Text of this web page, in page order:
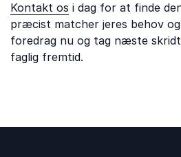
Kontakt os i dag for at finde
præcist matcher jeres behov
foredrag nu og tag næste
faglig fremtid.